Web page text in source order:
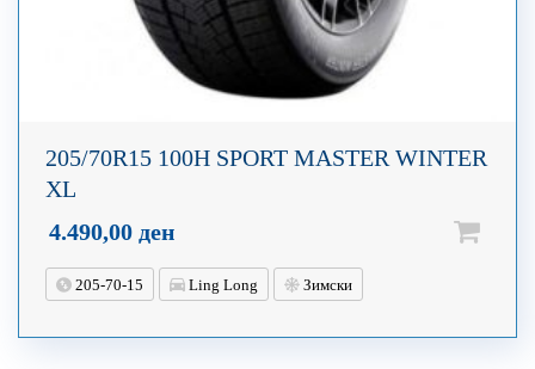
205/70R15 100H SPORT MASTER WINTER
XL
4.490,00 ден
205-70-15 Ling Long Зимски